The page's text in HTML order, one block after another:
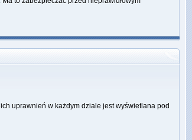
uprawnień w każdym dziale jest wyświetlana pod